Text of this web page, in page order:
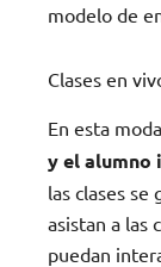
modelo de
Clases en
En esta
y el alumno
las clases
asistan a las
puedan